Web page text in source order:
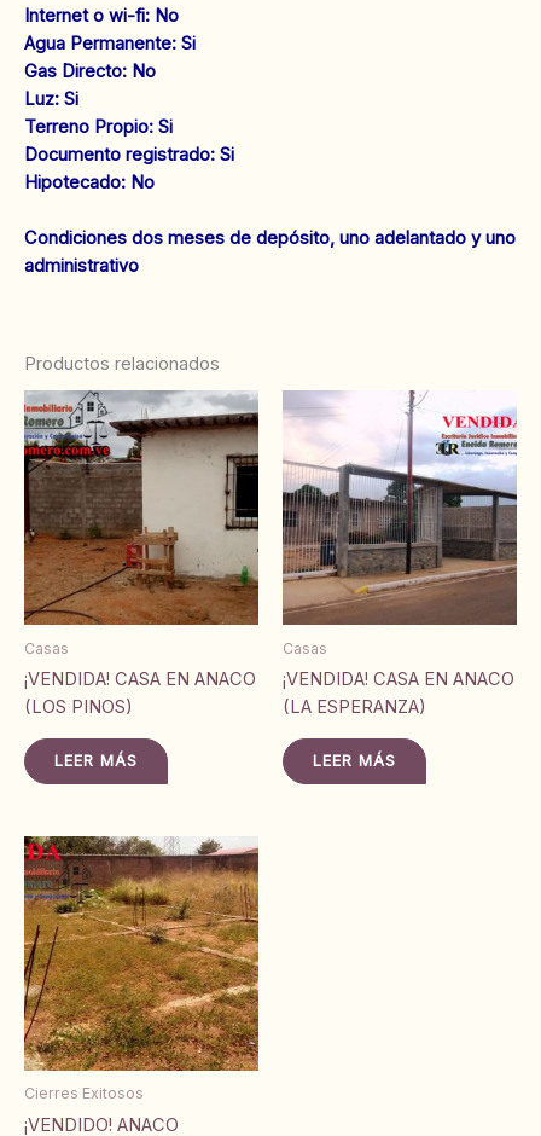
Internet o wi-fi: No
‌Agua Permanente: Si
‌Gas Directo: No
‌Luz: Si
‌Terreno Propio: Si
Documento registrado: Si
Hipotecado: No
Condiciones dos meses de depósito, uno adelantado y uno
administrativo
Productos relacionados
Casas
¡VENDIDA! CASA EN ANACO
(LOS PINOS)
LEER MÁS
Casas
¡VENDIDA! CASA EN ANACO
(LA ESPERANZA)
LEER MÁS
Cierres Exitosos
¡VENDIDO! ANACO